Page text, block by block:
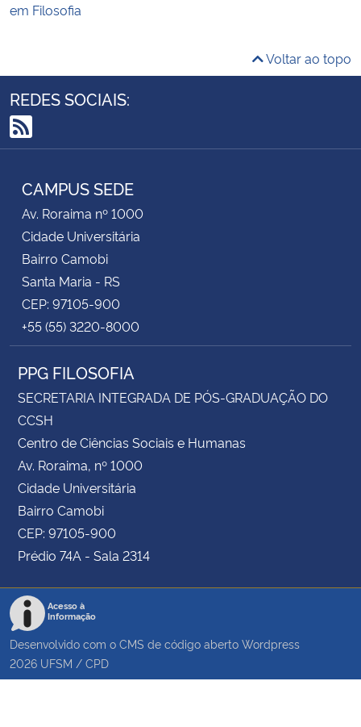
em Filosofia
Voltar ao topo
REDES SOCIAIS:
RSS
CAMPUS SEDE
Av. Roraima nº 1000
Cidade Universitária
Bairro Camobi
Santa Maria - RS
CEP: 97105-900
+55 (55) 3220-8000
PPG FILOSOFIA
SECRETARIA INTEGRADA DE PÓS-GRADUAÇÃO DO
CCSH
Centro de Ciências Sociais e Humanas
Av. Roraima, nº 1000
Cidade Universitária
Bairro Camobi
CEP: 97105-900
Prédio 74A - Sala 2314
Acesso à
Informação
Desenvolvido com o CMS de código aberto Wordpress
2026 UFSM / CPD